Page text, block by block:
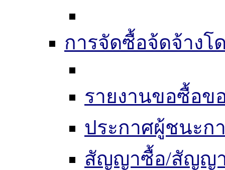
การจัดซื้อจ้ดจ้างโ
รายงานขอซื้อข
ประกาศผู้ชนะก
สัญญาซื้อ/สัญญ